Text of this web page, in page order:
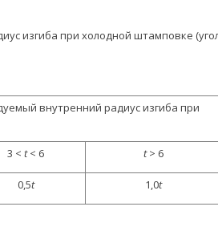
изгиба при холодной штамповке
внутренний радиус изгиба при
3 < t< 6 t> 6
0,5t 1,0t